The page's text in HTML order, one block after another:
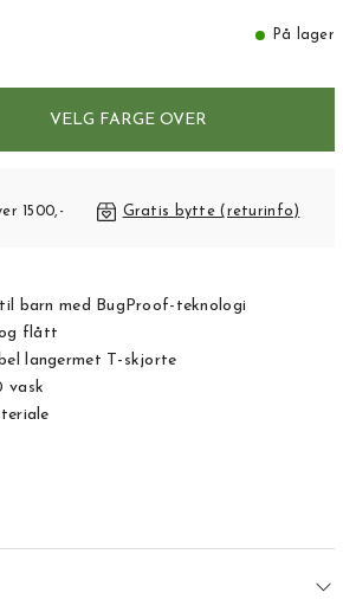
På lager
VELG FARGE OVER
1500,- Gratis bytte (returinfo)
barn med BugProof-teknologi
flått
langermet T-skjorte
vask